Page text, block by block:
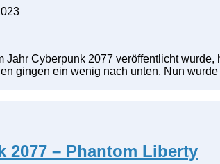
Jahr Cyberpunk 2077 veröffentlicht
gingen ein wenig nach unten. Nun
2077 – Phantom Liberty